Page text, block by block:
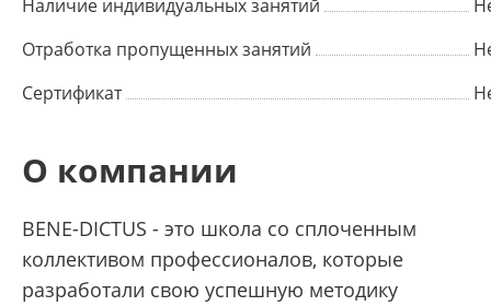
Наличие индивидуальных занятий
Отработка пропущенных занятий
Сертификат
О компании
BENE-DICTUS - это школа со сплоченным
коллективом профессионалов, которые
разработали свою успешную методику